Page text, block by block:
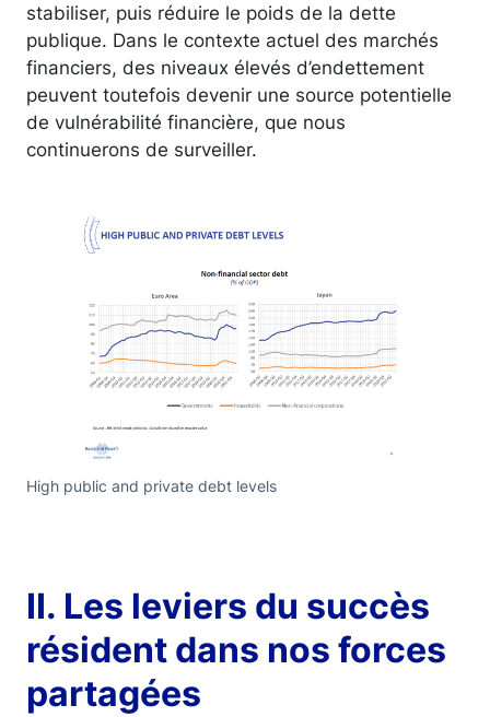
stabiliser, puis réduire le poids de la dette
publique. Dans le contexte actuel des marchés
financiers, des niveaux élevés d’endettement
peuvent toutefois devenir une source potentielle
de vulnérabilité financière, que nous
continuerons de surveiller.
High public and private debt levels
II. Les leviers du succès
résident dans nos forces
partagées